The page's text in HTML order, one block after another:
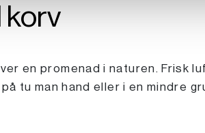
korv
en promenad i naturen. Frisk
tu man hand eller i en mindre